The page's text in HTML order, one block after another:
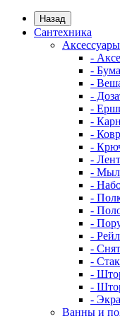
Назад
Сантехника
-
-
-
-
-
-
-
-
-
-
-
-
-
-
-
-
-
-
-
-
Ванны и